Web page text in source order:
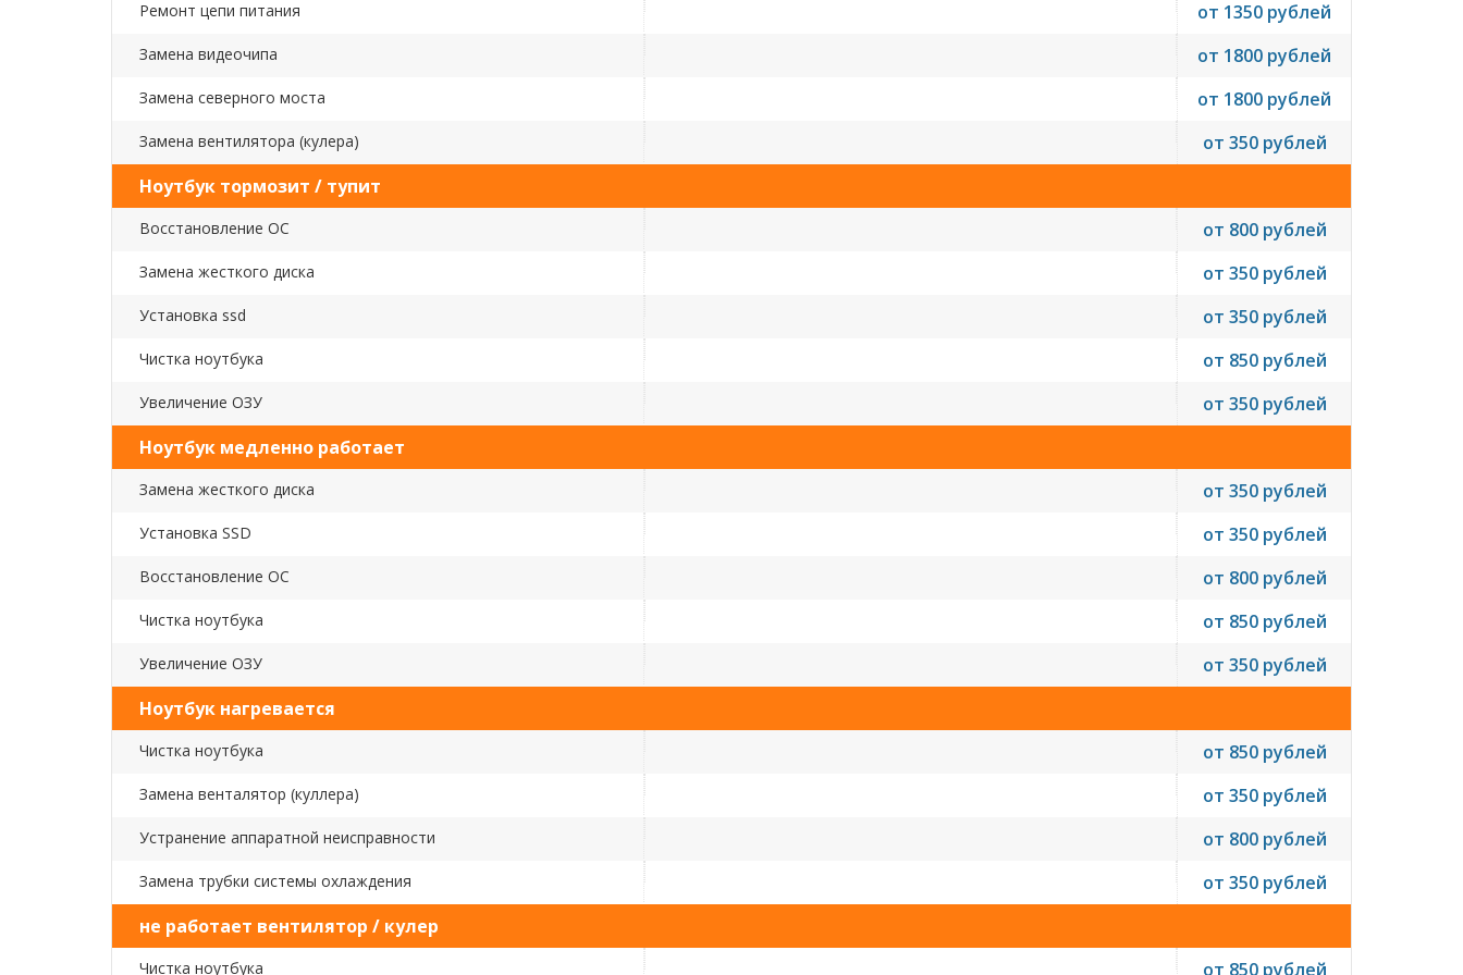
Ремонт цепи питания от 1350 рублей
Замена видеочипа от 1800 рублей
Замена северного моста от 1800 рублей
Замена вентилятора (кулера)
от 350 рублей
Ноутбук тормозит / тупит
Восстановление ОС от 800 рублей
Замена жесткого диска от 350 рублей
Установка ssd от 350 рублей
Чистка ноутбука от 850 рублей
Увеличение ОЗУ
от 350 рублей
Ноутбук медленно работает
Замена жесткого диска от 350 рублей
Установка SSD от 350 рублей
Восстановление ОС от 800 рублей
Чистка ноутбука от 850 рублей
Увеличение ОЗУ
от 350 рублей
Ноутбук нагревается
Чистка ноутбука от 850 рублей
Замена венталятор (куллера) от 350 рублей
Устранение аппаратной неисправности от 800 рублей
Замена трубки системы охлаждения
от 350 рублей
не работает вентилятор / кулер
Чистка ноутбука от 850 рублей